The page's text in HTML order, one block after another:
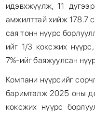
идэвхжүүлж, 11
амжилттай хийж 178.7
сая тонн нүүрс
ийг 1/3 коксжих
7%-ийг баяжуулсан
Компани нүүрсийг
баримталж 2025 оны
коксжих нүүрс